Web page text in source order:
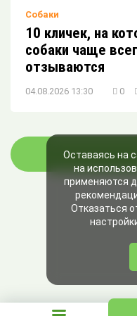
Собаки
10 кличек, на
собаки чаще
отзываются
04.08.2026 13:30 0
Оставаясь на
на
применяются
Отказаться